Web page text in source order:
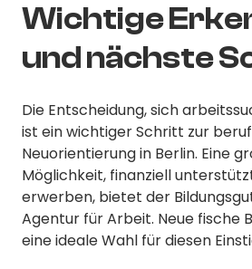
Wichtige
und nächste
Die Entscheidung, sich
ist ein wichtiger Schritt zur
Neuorientierung in Berlin. Eine
Möglichkeit, finanziell
erwerben, bietet der
Agentur für Arbeit. Neue fische
eine ideale Wahl für diesen